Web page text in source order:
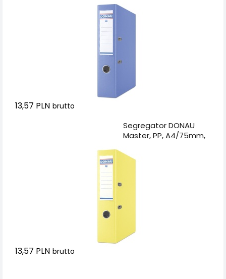
13,57 PLN brutto
Segregator DONAU
Master, PP, A4/75mm,
13,57 PLN brutto